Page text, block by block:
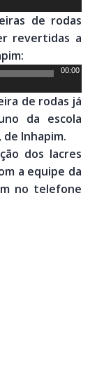
de rodas
revertidas a
00:00
de rodas já
da escola
Inhapim.
dos lacres
a equipe da
no telefone